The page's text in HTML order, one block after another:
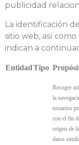
publicidad
La identificación
sitio web, así como
indican a
EntidadTipo
Recoger
la
usuarios
con el fin
origen de
datos